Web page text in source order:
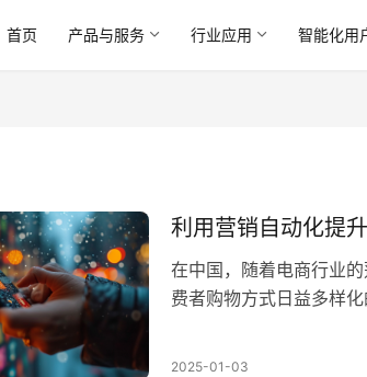
首页 产品与服务 行业应用 智能化用
利用营销自动化提
在中国，随着电商行业
费者购物方式日益多样
2025-01-03